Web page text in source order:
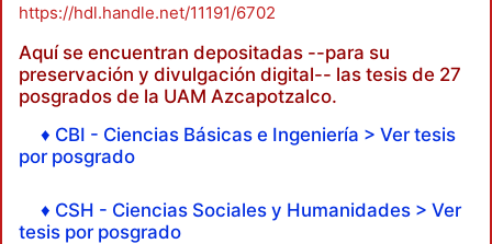
https://hdl.handle.net/11191/6702
Aquí se encuentran depositadas --para su
preservación y divulgación digital-- las tesis de 27
posgrados de la UAM Azcapotzalco.
♦ CBI - Ciencias Básicas e Ingeniería > Ver tesis
por posgrado
♦ CSH - Ciencias Sociales y Humanidades > Ver
tesis por posgrado